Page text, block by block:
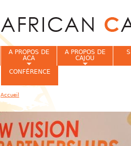
A PROPOS DE
ACA
A PROPOS DE
CAJOU
CONFÉRENCE
Vous êtes ici
Accueil